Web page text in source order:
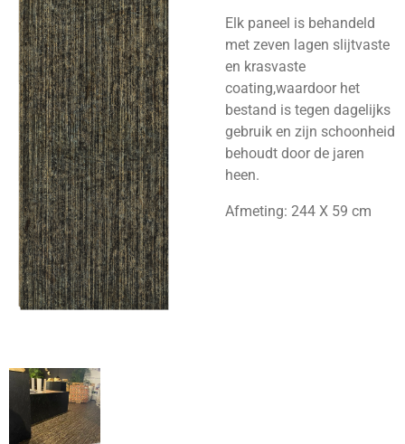
Elk paneel is behandeld
met zeven lagen slijtvaste
en krasvaste
coating,waardoor het
bestand is tegen dagelijks
gebruik en zijn schoonheid
behoudt door de jaren
heen.
Afmeting: 244 X 59 cm